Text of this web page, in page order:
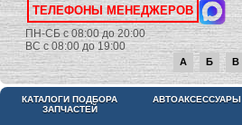
ТЕЛЕФОНЫ МЕНЕДЖЕРОВ
ПН-СБ с 08:00 до 20:00
ВС с 08:00 до 19:00
А Б В
КАТАЛОГИ ПОДБОРА
ЗАПЧАСТЕЙ
АВТОАКСЕССУАРЫ